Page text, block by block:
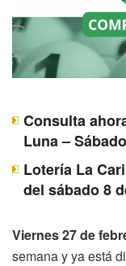
Consulta
Luna –
Lotería La
del sábado 8
Viernes 27 de
semana y ya está